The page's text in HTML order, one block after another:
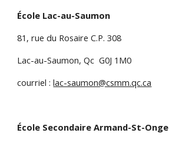
École Lac-au-Saumon
81, rue du Rosaire C.P. 308
Lac-au-Saumon, Qc  G0J 1M0
courriel : lac-saumon@csmm.qc.ca
École Secondaire Armand-St-Onge